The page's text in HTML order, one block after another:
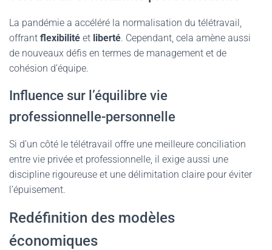
La pandémie a accéléré la normalisation du télétravail,
offrant flexibilité et liberté. Cependant, cela amène aussi
de nouveaux défis en termes de management et de
cohésion d’équipe.
Influence sur l’équilibre vie
professionnelle-personnelle
Si d’un côté le télétravail offre une meilleure conciliation
entre vie privée et professionnelle, il exige aussi une
discipline rigoureuse et une délimitation claire pour éviter
l’épuisement.
Redéfinition des modèles
économiques